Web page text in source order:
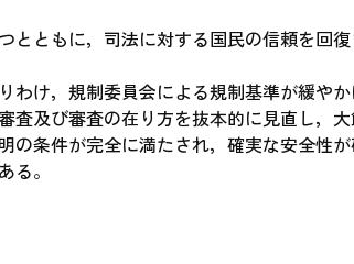
とともに，司法に対する国民の信頼を回
わけ，規制委員会による規制基準が緩や
及び審査の在り方を抜本的に見直し，大
の条件が完全に満たされ，確実な安全性
る。